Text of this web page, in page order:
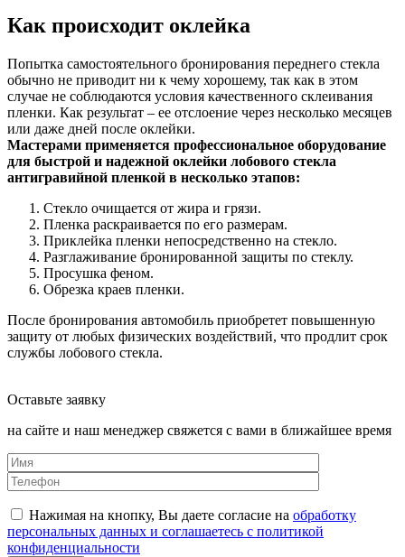
Как происходит оклейка
Попытка самостоятельного бронирования переднего стекла
обычно не приводит ни к чему хорошему, так как в этом
случае не соблюдаются условия качественного склеивания
пленки. Как результат – ее отслоение через несколько месяцев
или даже дней после оклейки.
Мастерами применяется профессиональное оборудование
для быстрой и надежной оклейки лобового стекла
антигравийной пленкой в несколько этапов:
Стекло очищается от жира и грязи.
Пленка раскраивается по его размерам.
Приклейка пленки непосредственно на стекло.
Разглаживание бронированной защиты по стеклу.
Просушка феном.
Обрезка краев пленки.
После бронирования автомобиль приобретет повышенную
защиту от любых физических воздействий, что продлит срок
службы лобового стекла.
Оставьте заявку
на сайте и наш менеджер свяжется с вами в ближайшее время
Нажимая на кнопку, Вы даете согласие на обработку
персональных данных и соглашаетесь с политикой
конфиденциальности